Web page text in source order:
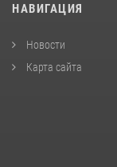
НАВИГАЦИЯ
Новости
Карта сайта